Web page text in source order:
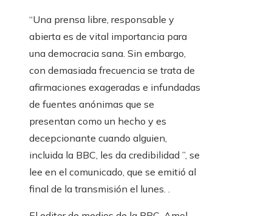
“Una prensa libre, responsable y
abierta es de vital importancia para
una democracia sana. Sin embargo,
con demasiada frecuencia se trata de
afirmaciones exageradas e infundadas
de fuentes anónimas que se
presentan como un hecho y es
decepcionante cuando alguien,
incluida la BBC, les da credibilidad ”, se
lee en el comunicado, que se emitió al
final de la transmisión el lunes. .